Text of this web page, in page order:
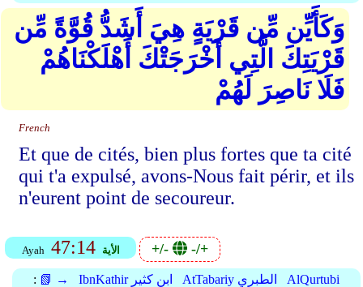
وَكَأَيِّن مِّن قَرْيَةٍ هِيَ أَشَدُّ قُوَّةً مِّن
قَرْيَتِكَ الَّتِي أَخْرَجَتْكَ أَهْلَكْنَاهُمْ
فَلَا نَاصِرَ لَهُمْ
French
Et que de cités, bien plus fortes que ta cité
qui t'a expulsé, avons-Nous fait périr, et ils
n'eurent point de secoureur.
Ayah 47:14 الأية +/- -/+
: 📗 → IbnKathir ابن كثير AtTabariy الطبري
AlQurtubi